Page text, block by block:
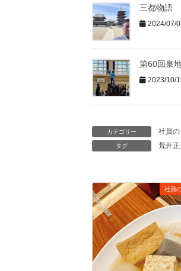
三都物語
2024/07/
第60回泉
2023/10/
カテゴリー 社員
タグ 荒井
社員